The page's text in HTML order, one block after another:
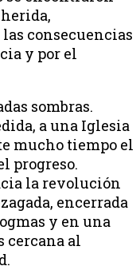
consecuencias
y por el
sombras.
a una Iglesia
mucho tiempo el
progreso.
la revolución
encerrada
y en una
cercana al